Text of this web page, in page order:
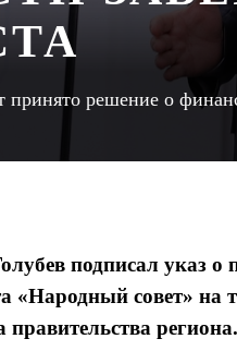
принято решение о
подписал указ о
«Народный совет» на
правительства региона.